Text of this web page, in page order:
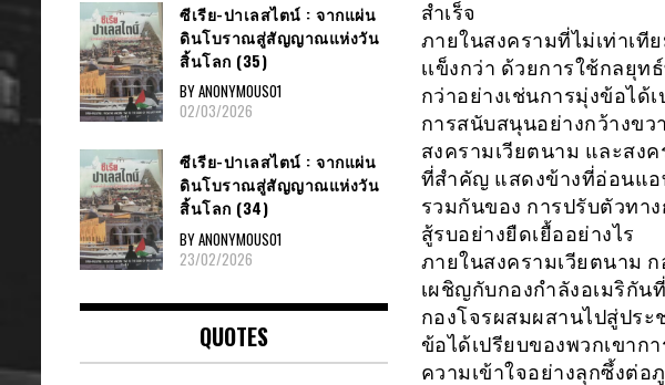
สำเร็จ
ภายในสงครามที่ไม่เท่าเ
เเข็งกว่า ด้วยการใช้กลยุ
กว่าอย่างเช่นการมุ่งข้อได้
การสนับสนุนอย่างกว้างข
สงครามเวียตนาม และสง
ที่สำคัญ แสดงข้างที่อ่อนแอ
รวมกันของ การปรับตัวทา
สู้รบอย่างยืดเยื้ออย่างไร
ภายในสงครามเวียตนาม
เผชิญกับกองกำลังอเมริกัน
กองโจรผสมผสานไปสู่ปร
ข้อได้เปรียบของพวกเขาก
ความเข้าใจอย่างลุกซึ้งต่อ
ซีเรีย​-ปาเลสไตน์​ : จากแผ่น
ดินโบราณสู่สัญญาณ​แห่งวัน
สิ้นโลก​ (35)
BY ANONYMOUS01
02/03/2026
ซีเรีย​-ปาเลสไตน์​ : จากแผ่น
ดินโบราณสู่สัญญาณ​แห่งวัน
สิ้นโลก​ (34)
BY ANONYMOUS01
23/02/2026
QUOTES